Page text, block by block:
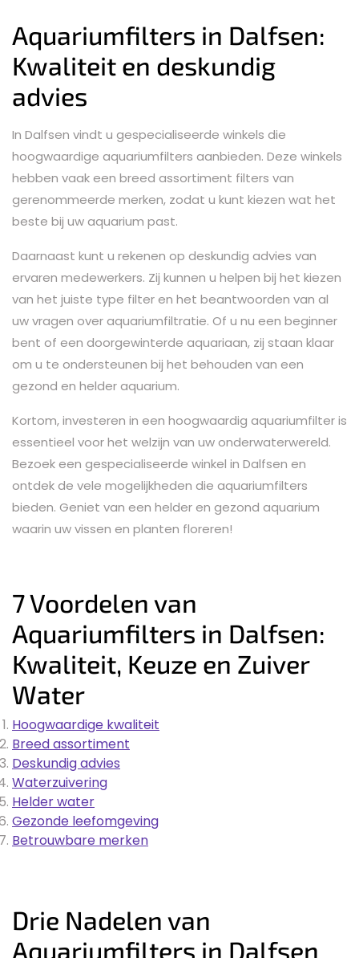
Aquariumfilters in Dalfsen:
Kwaliteit en deskundig
advies
In Dalfsen vindt u gespecialiseerde winkels die
hoogwaardige aquariumfilters aanbieden. Deze winkels
hebben vaak een breed assortiment filters van
gerenommeerde merken, zodat u kunt kiezen wat het
beste bij uw aquarium past.
Daarnaast kunt u rekenen op deskundig advies van
ervaren medewerkers. Zij kunnen u helpen bij het kiezen
van het juiste type filter en het beantwoorden van al
uw vragen over aquariumfiltratie. Of u nu een beginner
bent of een doorgewinterde aquariaan, zij staan klaar
om u te ondersteunen bij het behouden van een
gezond en helder aquarium.
Kortom, investeren in een hoogwaardig aquariumfilter is
essentieel voor het welzijn van uw onderwaterwereld.
Bezoek een gespecialiseerde winkel in Dalfsen en
ontdek de vele mogelijkheden die aquariumfilters
bieden. Geniet van een helder en gezond aquarium
waarin uw vissen en planten floreren!
7 Voordelen van
Aquariumfilters in Dalfsen:
Kwaliteit, Keuze en Zuiver
Water
Hoogwaardige kwaliteit
Breed assortiment
Deskundig advies
Waterzuivering
Helder water
Gezonde leefomgeving
Betrouwbare merken
Drie Nadelen van
Aquariumfilters in Dalfsen